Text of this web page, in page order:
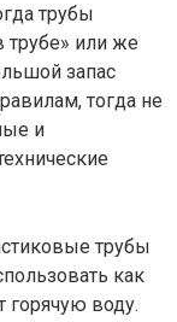
трубы
трубе» или же
запас
тогда не
и
трубы
как
горячую воду.